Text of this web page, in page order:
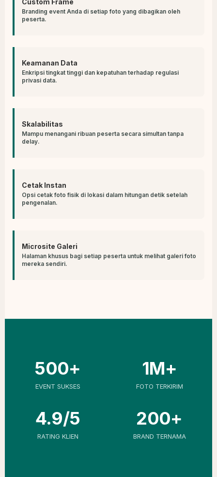
Branding event Anda di setiap foto yang dibagikan oleh
peserta.
Keamanan Data
Enkripsi tingkat tinggi dan kepatuhan terhadap regulasi
privasi data.
Skalabilitas
Mampu menangani ribuan peserta secara simultan tanpa
delay.
Cetak Instan
Opsi cetak foto fisik di lokasi dalam hitungan detik setelah
pengenalan.
Microsite Galeri
Halaman khusus bagi setiap peserta untuk melihat galeri foto
mereka sendiri.
500+
EVENT SUKSES
1M+
FOTO TERKIRIM
4.9/5
RATING KLIEN
200+
BRAND TERNAMA